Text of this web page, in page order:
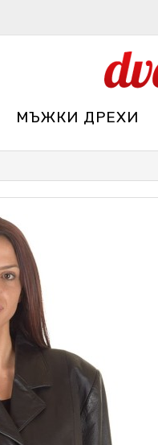
МЪЖКИ ДРЕХИ